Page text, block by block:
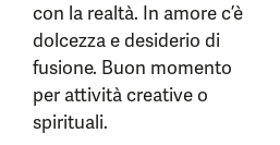
con la realtà. In amore c’è
dolcezza e desiderio di
fusione. Buon momento
per attività creative o
spirituali.